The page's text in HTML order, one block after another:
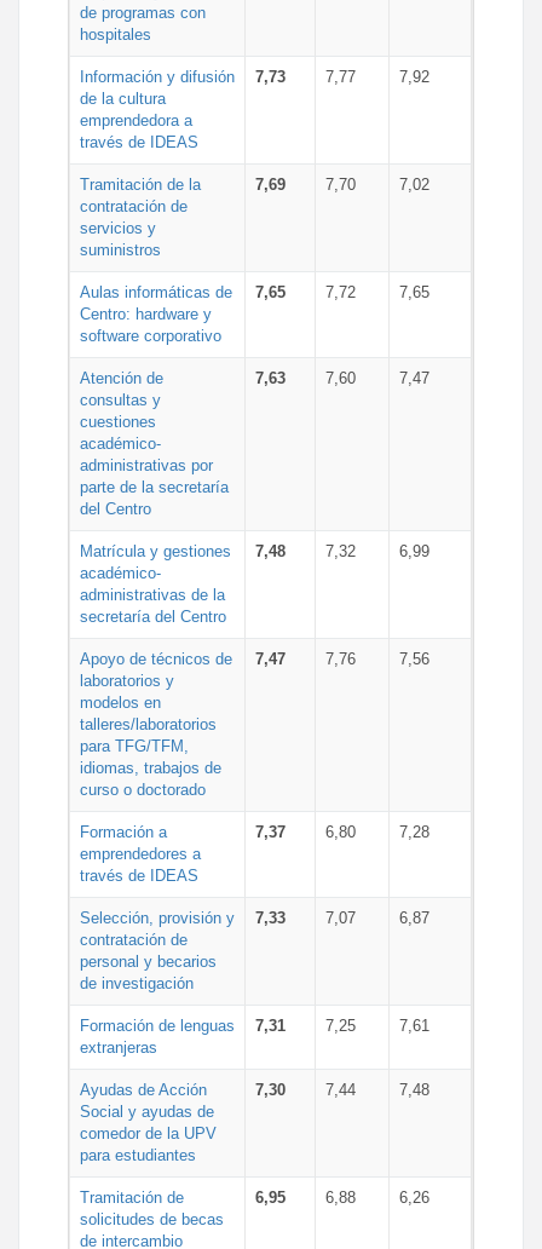
de programas con
hospitales
Información y difusión
de la cultura
emprendedora a
través de IDEAS
7,73 7,77 7,92
Tramitación de la
contratación de
servicios y
suministros
7,69 7,70 7,02
Aulas informáticas de
Centro: hardware y
software corporativo
7,65 7,72 7,65
Atención de
consultas y
cuestiones
académico-
administrativas por
parte de la secretaría
del Centro
7,63 7,60 7,47
Matrícula y gestiones
académico-
administrativas de la
secretaría del Centro
7,48 7,32 6,99
Apoyo de técnicos de
laboratorios y
modelos en
talleres/laboratorios
para TFG/TFM,
idiomas, trabajos de
curso o doctorado
7,47 7,76 7,56
Formación a
emprendedores a
través de IDEAS
7,37 6,80 7,28
Selección, provisión y
contratación de
personal y becarios
de investigación
7,33 7,07 6,87
Formación de lenguas
extranjeras
7,31 7,25 7,61
Ayudas de Acción
Social y ayudas de
comedor de la UPV
para estudiantes
7,30 7,44 7,48
Tramitación de
solicitudes de becas
de intercambio
6,95 6,88 6,26